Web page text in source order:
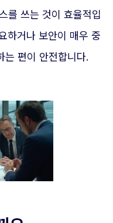
를 쓰는 것이 효율적입
하거나 보안이 매우 중
는 편이 안전합니다.